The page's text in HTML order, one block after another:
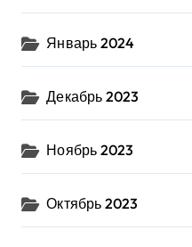
Январь 2024
Декабрь 2023
Ноябрь 2023
Октябрь 2023